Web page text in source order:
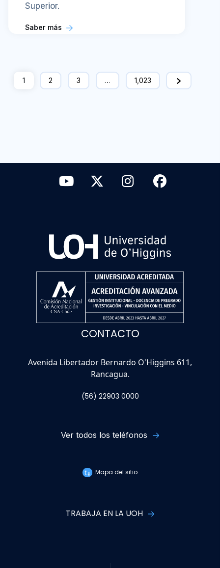
Superior.
Saber más
1 2 3 … 1,023
CONTACTO
Avenida Libertador Bernardo O'Higgins 611,
Rancagua.
(56) 22903 0000
Ver todos los teléfonos
Mapa del sitio
TRABAJA EN LA UOH